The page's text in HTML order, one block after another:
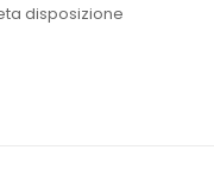
disposizione